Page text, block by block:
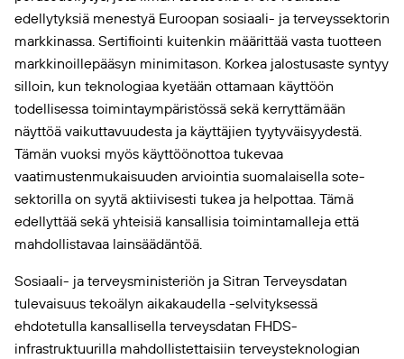
edellytyksiä menestyä Euroopan sosiaali- ja terveyssektorin
markkinassa. Sertifiointi kuitenkin määrittää vasta tuotteen
markkinoillepääsyn minimitason. Korkea jalostusaste syntyy
silloin, kun teknologiaa kyetään ottamaan käyttöön
todellisessa toimintaympäristössä sekä kerryttämään
näyttöä vaikuttavuudesta ja käyttäjien tyytyväisyydestä.
Tämän vuoksi myös käyttöönottoa tukevaa
vaatimustenmukaisuuden arviointia suomalaisella sote-
sektorilla on syytä aktiivisesti tukea ja helpottaa. Tämä
edellyttää sekä yhteisiä kansallisia toimintamalleja että
mahdollistavaa lainsäädäntöä.
Sosiaali- ja terveysministeriön ja Sitran Terveysdatan
tulevaisuus tekoälyn aikakaudella -selvityksessä
ehdotetulla kansallisella terveysdatan FHDS-
infrastruktuurilla mahdollistettaisiin terveysteknologian